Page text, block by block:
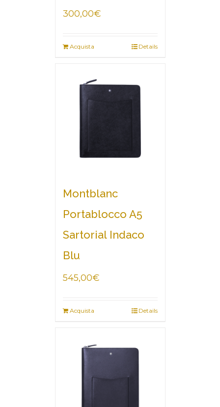
300,00€
Acquista Details
Montblanc
Portablocco A5
Sartorial Indaco
Blu
545,00€
Acquista Details